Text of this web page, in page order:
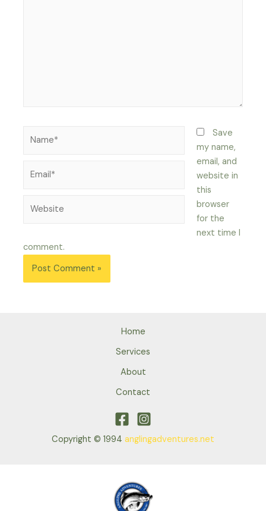
Save
my name,
email, and
website in
this
browser
for the
next time I
comment.
Home
Services
About
Contact
Copyright © 1994 anglingadventures.net